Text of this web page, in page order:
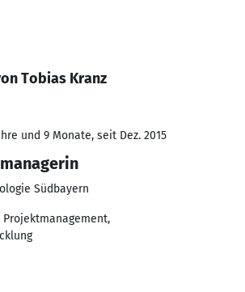
Tobias Kranz
und 9 Monate, seit Dez. 2015
Südbayern
Projektmanagement,